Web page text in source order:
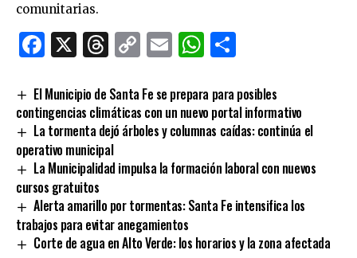
comunitarias.
Facebook
X Threads
CopyEmailWhatsApp
El Municipio de Santa Fe se prepara para posibles
contingencias climáticas con un nuevo portal informativo
La tormenta dejó árboles y columnas caídas: continúa el
operativo municipal
La Municipalidad impulsa la formación laboral con nuevos
cursos gratuitos
Alerta amarillo por tormentas: Santa Fe intensifica los
trabajos para evitar anegamientos
Corte de agua en Alto Verde: los horarios y la zona afectada